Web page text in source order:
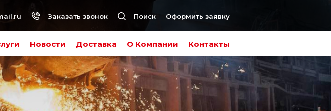
Новости Доставка О Компании Контакты
Заказать звонок Поиск Оформить заявку